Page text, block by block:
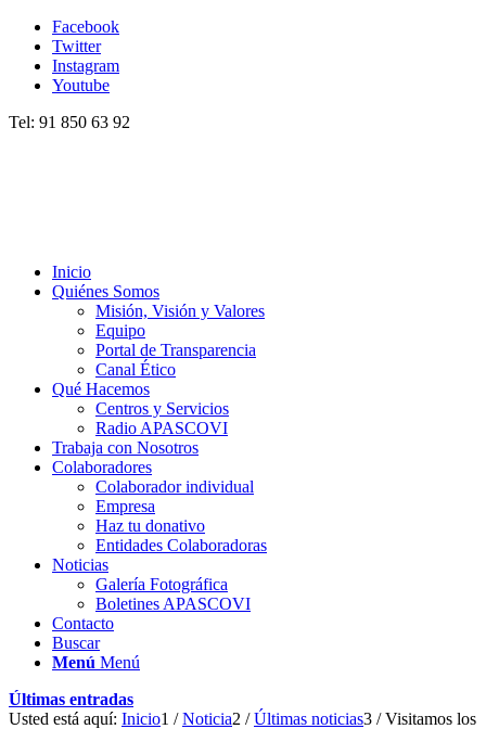
Facebook
Twitter
Instagram
Youtube
Tel: 91 850 63 92
Inicio
Quiénes Somos
Misión, Visión y Valores
Equipo
Portal de Transparencia
Canal Ético
Qué Hacemos
Centros y Servicios
Radio APASCOVI
Trabaja con Nosotros
Colaboradores
Colaborador individual
Empresa
Haz tu donativo
Entidades Colaboradoras
Noticias
Galería Fotográfica
Boletines APASCOVI
Contacto
Buscar
Menú Menú
Últimas entradas
Usted está aquí: Inicio1 / Noticia2 / Últimas noticias3 / Visitamos los